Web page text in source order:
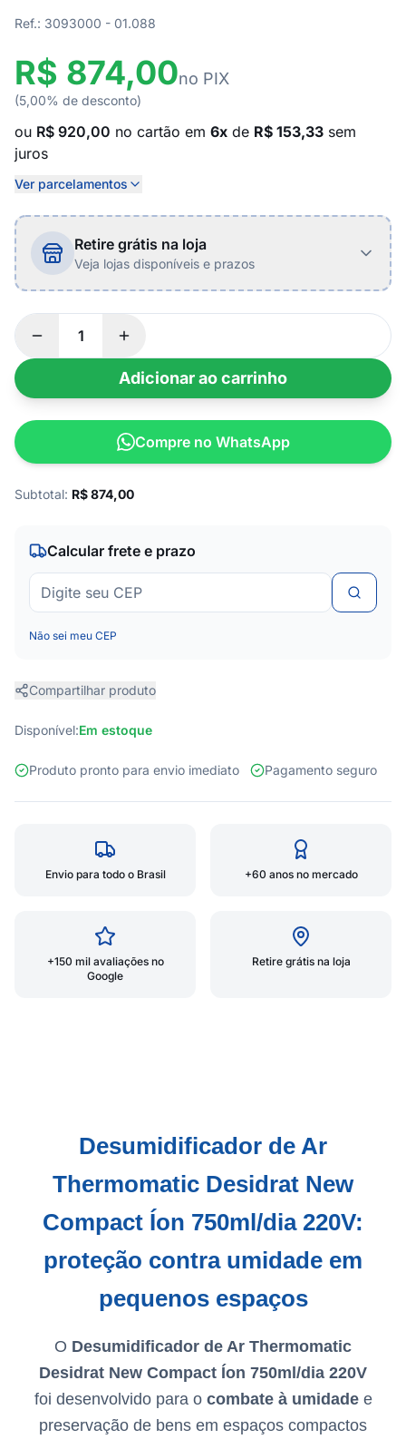
Ref.: 3093000 - 01.088
R$ 874,00no PIX
(5,00% de desconto)
ou R$ 920,00 no cartão em 6x de R$ 153,33 sem
juros
Ver parcelamentos
Retire grátis na loja
Veja lojas disponíveis e prazos
Adicionar ao carrinho
Compre no WhatsApp
Subtotal: R$874,00
Calcular frete e prazo
Não sei meu CEP
Compartilhar produto
Disponível:Em estoque
Produto pronto para envio imediato Pagamento seguro
Envio para todo o Brasil +60 anos no mercado
+150 mil avaliações no
Google
Retire grátis na loja
Desumidificador de Ar
Thermomatic Desidrat New
Compact Íon 750ml/dia 220V:
proteção contra umidade em
pequenos espaços
O Desumidificador de Ar Thermomatic
Desidrat New Compact Íon 750ml/dia 220V
foi desenvolvido para o combate à umidadee
preservação de bens em espaços compactos